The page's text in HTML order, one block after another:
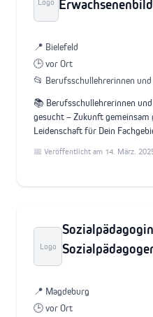
Logo
📍 Bielefeld
🕒 vor Ort
📂 Berufsschullehrerinnen
📚 Berufsschullehrerinnen
gesucht – Zukunft
Leidenschaft für Dein
📅 Veröffentlicht am 14. März.
Logo
📍 Magdeburg
🕒 vor Ort